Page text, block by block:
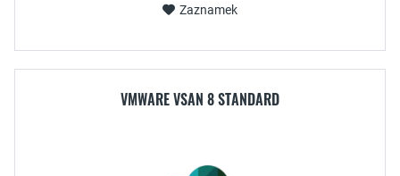
Zaznamek
VMWARE VSAN 8 STANDARD